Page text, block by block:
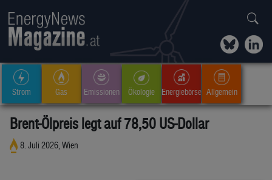
Strom Gas Emissionen Ökologie Energiebörse Allgemein
Brent-Ölpreis legt auf 78,50 US-Dollar
8. Juli 2026, Wien